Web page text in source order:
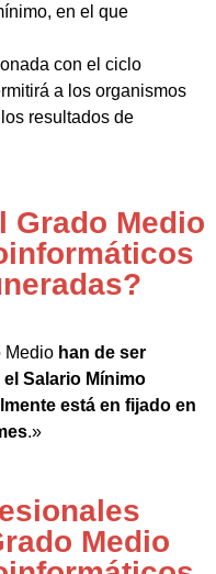
en el que
con el ciclo
a los organismos
resultados de
Grado Medio
Medio han de ser
Salario Mínimo
está en fijado en
.»
Medio